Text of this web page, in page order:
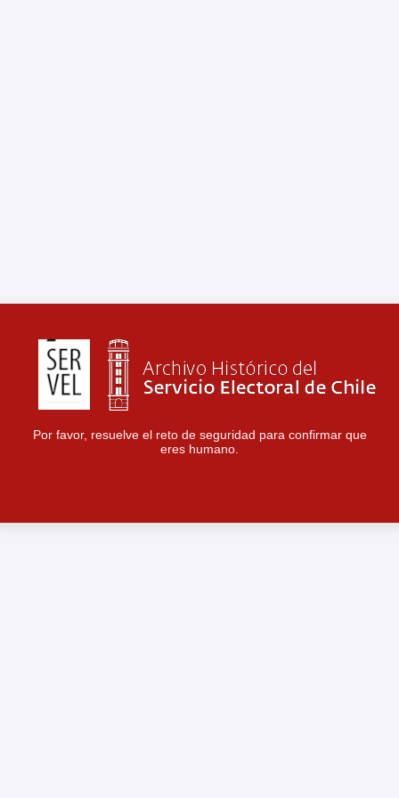
Por favor, resuelve el reto de seguridad para confirmar que
eres humano.